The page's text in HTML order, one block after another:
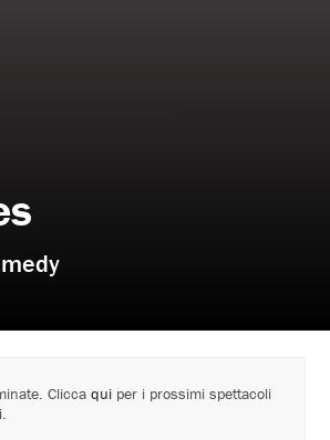
Cliccaqui per i prossimi spettacoli